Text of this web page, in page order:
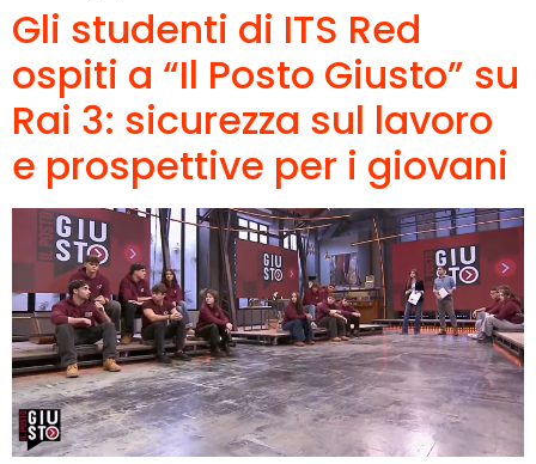
Gli studenti di ITS Red
ospiti a “Il Posto Giusto” su
Rai 3: sicurezza sul lavoro
e prospettive per i giovani